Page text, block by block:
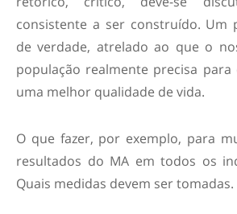
consistente a ser construído. Um
de verdade, atrelado ao que o
população realmente precisa
uma melhor qualidade de vida.
O que fazer, por exemplo, para
resultados do MA em todos os
Quais medidas devem ser tomadas.